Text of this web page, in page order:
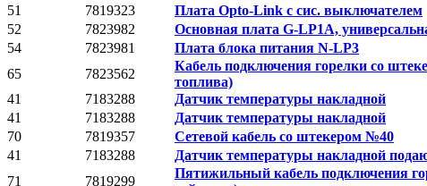
51
7819323 Плата Opto-Link с сис. выключателем
52
7823982 Основная плата G-LP1A,
54
7823981 Плата блока питания N-LP3
65
7823562
Кабель подключения горелки со
топлива)
41
7183288 Датчик температуры накладной
41
7183288 Датчик температуры накладной
70
7819357 Сетевой кабель со штекером №40
41
7183288 Датчик температуры накладной
71
7819299
Пятижильный кабель подключения